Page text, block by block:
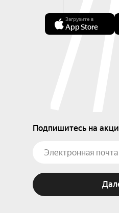
Загрузите в
App Store
Подпишитесь на